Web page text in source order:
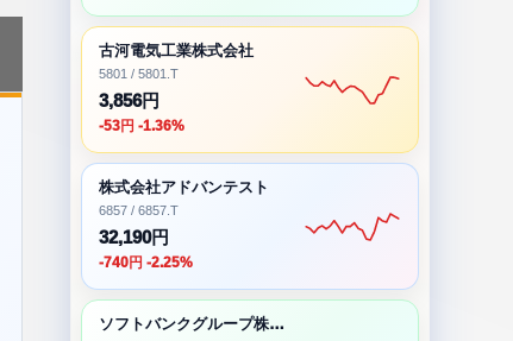
古河電気工業株式会社
5801 / 5801.T
3,856円
-53円 -1.36%
株式会社アドバンテスト
6857 / 6857.T
32,190円
-740円 -2.25%
ソフトバンクグループ株式会社